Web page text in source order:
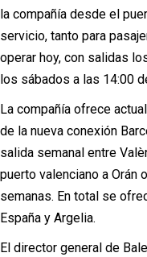
la compañía desde el
servicio, tanto para
operar hoy, con salidas
los sábados a las 14:00
La compañía ofrece
de la nueva conexión
salida semanal entre
puerto valenciano a Orán
semanas. En total se
España y Argelia.
El director general de